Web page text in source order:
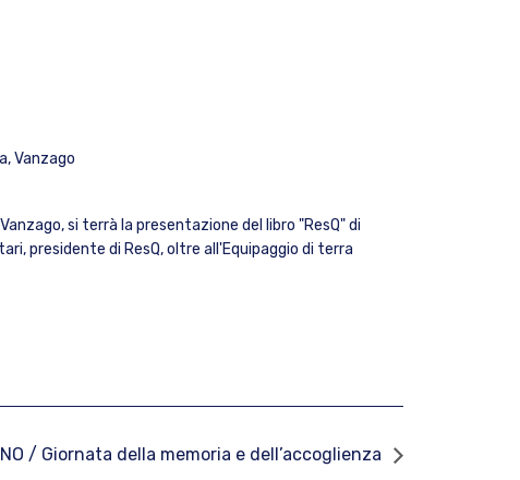
Vanzago
si terrà la presentazione del libro "ResQ" di
presidente di ResQ, oltre all'Equipaggio di terra
/ Giornata della memoria e dell’accoglienza